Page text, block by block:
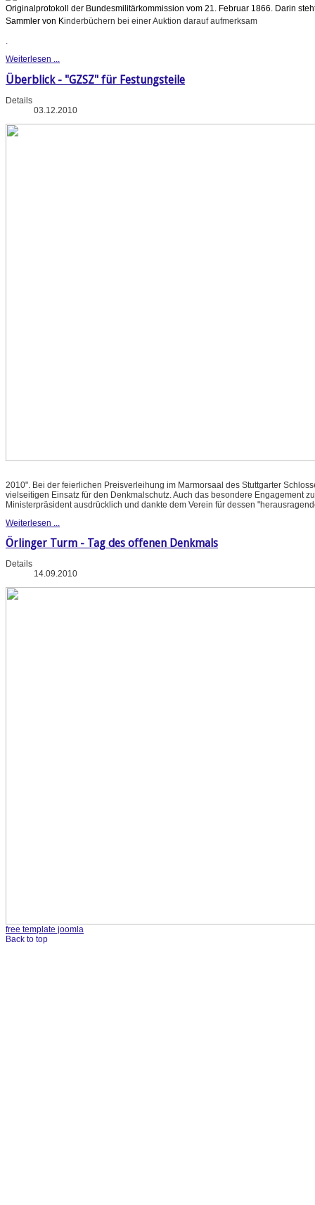
Originalprotokoll der Bundesmilitärkommission vom 21. Februar 1866. Darin
Sammler von Kinderbüchern bei einer Auktion darauf aufmerksam
.
Weiterlesen ...
Überblick - "GZSZ" für Festungsteile
Details
03.12.2010
2010". Bei der feierlichen Preisverleihung im Marmorsaal des Stuttgarter
vielseitigen Einsatz für den Denkmalschutz. Auch das besondere Engagement
Ministerpräsident ausdrücklich und dankte dem Verein für dessen
Weiterlesen ...
Örlinger Turm - Tag des offenen Denkmals
Details
14.09.2010
free template joomla
Back to top